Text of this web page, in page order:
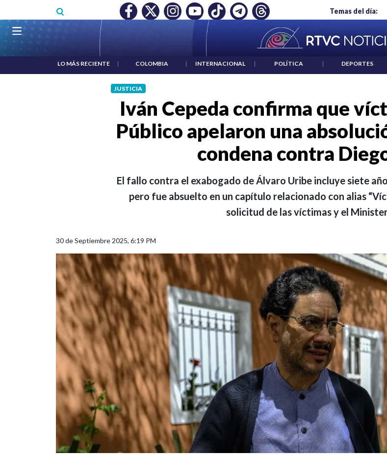
Temas del día:
A RTVC SALARIO MÍNIMO NO DESTRUYÓ EMPLEO: JP MORGAN "HABLAR NO ES UN
Navegación principal
LO MÁS RECIENTE | COLOMBIA | INTERNACIONAL | POLÍTICA | DEPORTES
JUSTICIA
Iván Cepeda confirma que
Público apelaron una
condena contra
El fallo contra el exabogado de Álvaro Uribe incluye siete
pero fue absuelto en un capítulo relacionado con alias
solicitud de las víctimas y el
30 de Septiembre 2025, 6:19 PM